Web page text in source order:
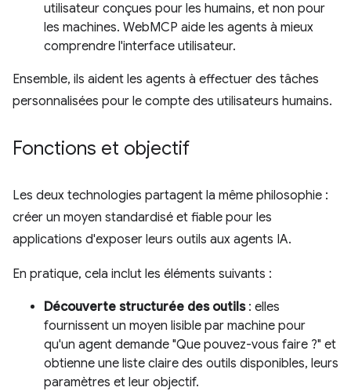
utilisateur conçues pour les humains, et non pour
les machines. WebMCP aide les agents à mieux
comprendre l'interface utilisateur.
Ensemble, ils aident les agents à effectuer des tâches
personnalisées pour le compte des utilisateurs humains.
Fonctions et objectif
Les deux technologies partagent la même philosophie :
créer un moyen standardisé et fiable pour les
applications d'exposer leurs outils aux agents IA.
En pratique, cela inclut les éléments suivants :
Découverte structurée des outils: elles
fournissent un moyen lisible par machine pour
qu'un agent demande "Que pouvez-vous faire ?" et
obtienne une liste claire des outils disponibles, leurs
paramètres et leur objectif.